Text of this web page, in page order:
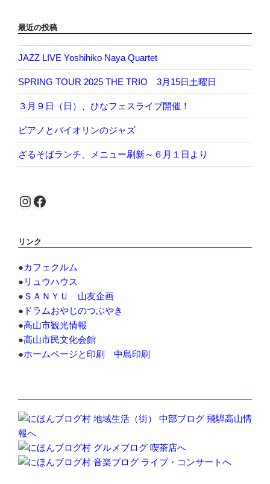
最近の投稿
JAZZ LIVE Yoshihiko Naya Quartet
SPRING TOUR 2025 THE TRIO 3月15日土曜日
３月９日（日）、ひなフェスライブ開催！
ピアノとバイオリンのジャズ
ざるそばランチ、メニュー刷新～６月１日より
Instagram
Facebook
リンク
●カフェクルム
● リュウハウス
● ＳＡＮＹＵ 山友企画
● ドラムおやじのつぶやき
●高山市観光情報
●高山市民文化会館
●ホームページと印刷 中島印刷